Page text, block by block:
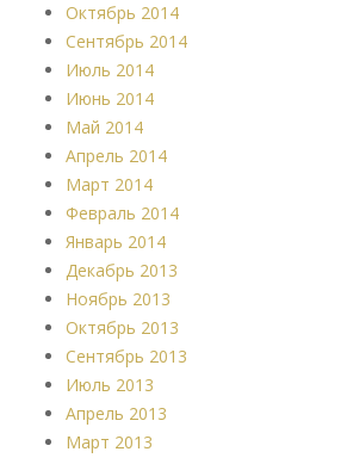
Октябрь 2014
Сентябрь 2014
Июль 2014
Июнь 2014
Май 2014
Апрель 2014
Март 2014
Февраль 2014
Январь 2014
Декабрь 2013
Ноябрь 2013
Октябрь 2013
Сентябрь 2013
Июль 2013
Апрель 2013
Март 2013